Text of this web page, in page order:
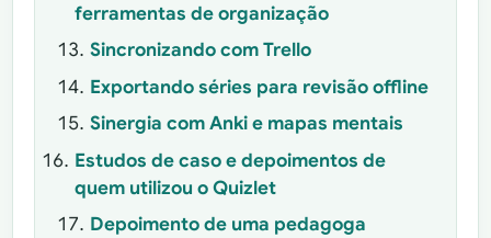
ferramentas de organização
Sincronizando com Trello
Exportando séries para revisão offline
Sinergia com Anki e mapas mentais
Estudos de caso e depoimentos de
quem utilizou o Quizlet
Depoimento de uma pedagoga